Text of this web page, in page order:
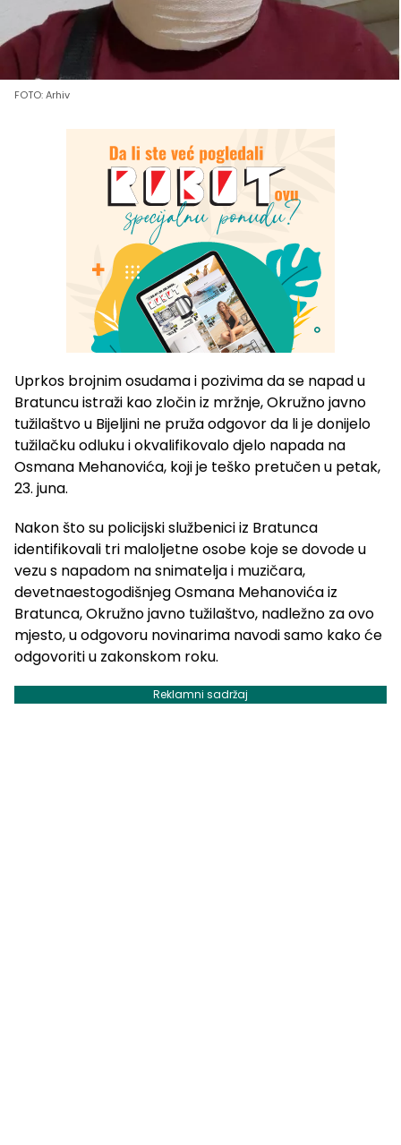
FOTO: Arhiv
Uprkos brojnim osudama i pozivima da se napad u
Bratuncu istraži kao zločin iz mržnje, Okružno javno
tužilaštvo u Bijeljini ne pruža odgovor da li je donijelo
tužilačku odluku i okvalifikovalo djelo napada na
Osmana Mehanovića, koji je teško pretučen u petak,
23. juna.
Nakon što su policijski službenici iz Bratunca
identifikovali tri maloljetne osobe koje se dovode u
vezu s napadom na snimatelja i muzičara,
devetnaestogodišnjeg Osmana Mehanovića iz
Bratunca, Okružno javno tužilaštvo, nadležno za ovo
mjesto, u odgovoru novinarima navodi samo kako će
odgovoriti u zakonskom roku.
Reklamni sadržaj